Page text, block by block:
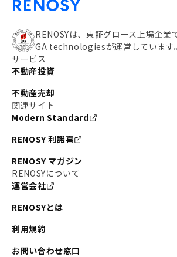
RENOSYは、東証グロース上場企業
GA technologiesが運営しています。
サービス
不動産投資
不動産売却
関連サイト
Modern Standard
RENOSY 利諾喜
RENOSY マガジン
RENOSYについて
運営会社
RENOSYとは
利用規約
お問い合わせ窓口